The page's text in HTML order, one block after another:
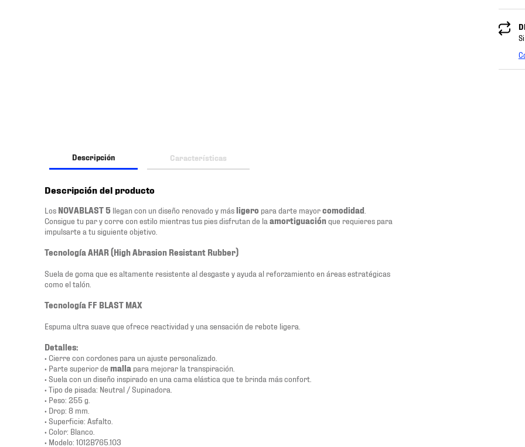
Descripción Características
Descripción del producto
Los NOVABLAST 5 llegan con un diseño renovado y másligero para darte mayorcomodidad
Consigue tu par y corre con estilo mientras tus pies disfrutan de la amortiguaciónque requieres para
impulsarte a tu siguiente objetivo.
Tecnología AHAR (High Abrasion Resistant Rubber)
Suela de goma que es altamente resistente al desgaste y ayuda al reforzamiento en áreas estratégicas
como el talón.
Tecnología FF BLAST MAX
Espuma ultra suave que ofrece reactividad y una sensación de rebote ligera.
Detalles:
• Cierre con cordones para un ajuste personalizado.
• Parte superior de malla para mejorar la transpiración.
• Suela con un diseño inspirado en una cama elástica que te brinda más confort.
• Tipo de pisada: Neutral / Supinadora.
• Peso: 255 g.
• Drop: 8 mm.
• Superficie: Asfalto.
• Color: Blanco.
• Modelo: 1012B765.103